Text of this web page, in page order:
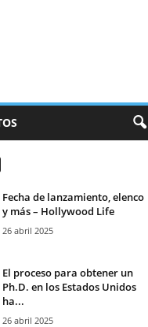
Fecha de lanzamiento, elenco
y más – Hollywood Life
26 abril 2025
El proceso para obtener un
Ph.D. en los Estados Unidos
ha...
26 abril 2025